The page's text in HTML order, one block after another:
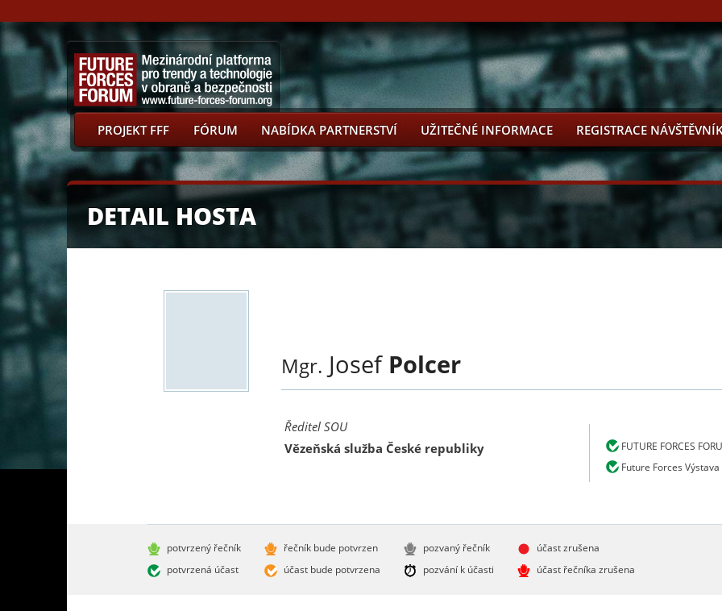
PROJEKT FFF FÓRUM NABÍDKA PARTNERSTVÍ UŽITEČNÉ INFORMACE REGISTRACE
DETAIL HOSTA
Mgr. Josef Polcer
FUTURE FORCES
Future Forces
Ředitel SOU
Vězeňská služba České republiky
potvrzený řečník
potvrzená účast
řečník bude potvrzen
účast bude potvrzena
pozvaný řečník
pozvání k účasti
účast zrušena
účast řečníka zrušena